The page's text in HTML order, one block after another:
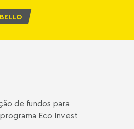
de fundos para
Eco Invest